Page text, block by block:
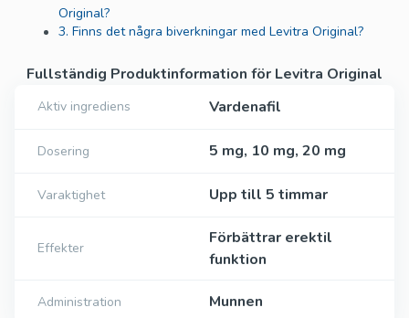
Original?
3. Finns det några biverkningar med Levitra Original?
Fullständig Produktinformation för Levitra Original
Aktiv ingrediens Vardenafil
Dosering 5 mg, 10 mg, 20 mg
Varaktighet Upp till 5 timmar
Effekter
Förbättrar erektil
funktion
Administration Munnen